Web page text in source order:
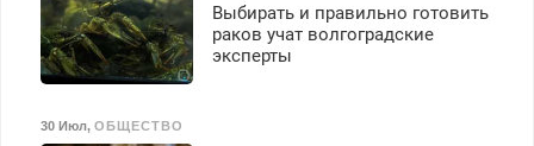
Выбирать и правильно готовить
раков учат волгоградские
эксперты
30 Июл, ОБЩЕСТВО